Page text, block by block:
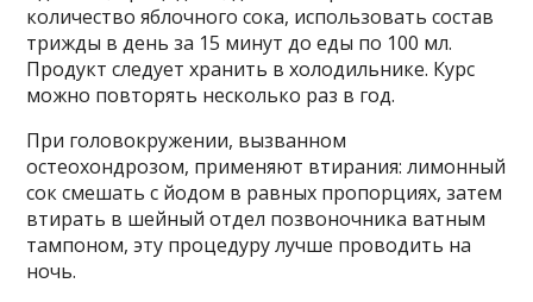
количество яблочного сока, использовать состав
трижды в день за 15 минут до еды по 100 мл.
Продукт следует хранить в холодильнике. Курс
можно повторять несколько раз в год.
При головокружении, вызванном
остеохондрозом, применяют втирания: лимонный
сок смешать с йодом в равных пропорциях, затем
втирать в шейный отдел позвоночника ватным
тампоном, эту процедуру лучше проводить на
ночь.